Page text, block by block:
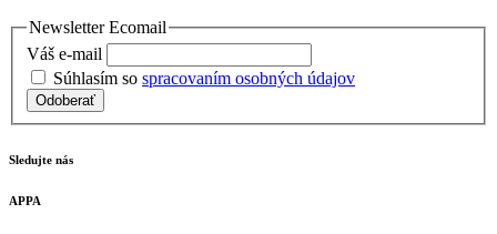
Newsletter Ecomail
Váš e-mail
Súhlasím so spracovaním osobných údajov
Odoberať
Sledujte nás
APPA